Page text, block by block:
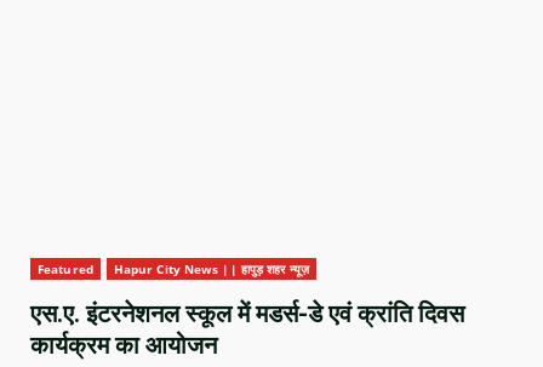
Featured Hapur City News || हापुड़ शहर न्यूज़
एस.ए. इंटरनेशनल स्कूल में मडर्स-डे एवं क्रांति दिवस
कार्यक्रम का आयोजन